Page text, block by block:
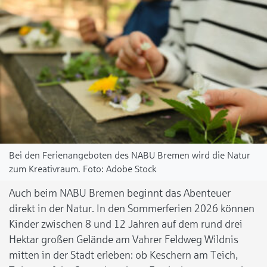
Bei den Ferienangeboten des NABU Bremen wird die Natur
zum Kreativraum.
Adobe Stock
Auch beim NABU Bremen beginnt das Abenteuer
direkt in der Natur. In den Sommerferien 2026 können
Kinder zwischen 8 und 12 Jahren auf dem rund drei
Hektar großen Gelände am Vahrer Feldweg Wildnis
mitten in der Stadt erleben: ob Keschern am Teich,